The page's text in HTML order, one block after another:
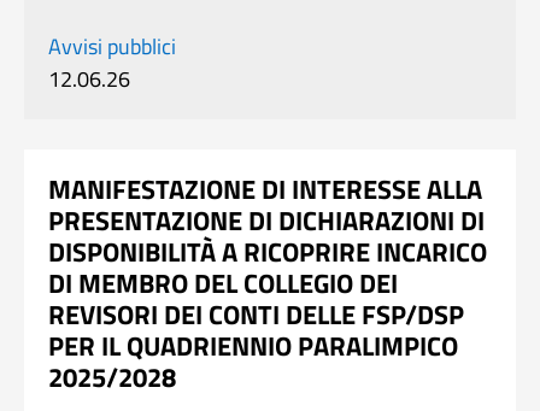
Avvisi pubblici
12.06.26
MANIFESTAZIONE DI INTERESSE ALLA
PRESENTAZIONE DI DICHIARAZIONI DI
DISPONIBILITÀ A RICOPRIRE INCARICO
DI MEMBRO DEL COLLEGIO DEI
REVISORI DEI CONTI DELLE FSP/DSP
PER IL QUADRIENNIO PARALIMPICO
2025/2028